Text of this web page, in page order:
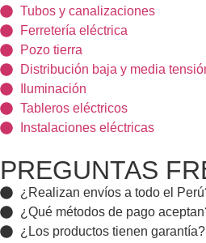
Tubos y canalizaciones
Ferretería eléctrica
Pozo tierra
Distribución baja y media
Iluminación
Tableros eléctricos
Instalaciones eléctricas
PREGUNTAS
¿Realizan envíos a todo el
¿Qué métodos de pago
¿Los productos tienen garantía?